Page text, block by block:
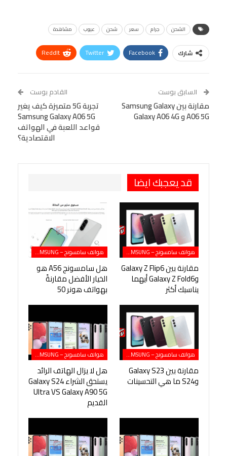
الشحن جرام سعر شحن عيوب مشاهدة
شارك Facebook
Twitter
ReddIt
Tumblr
البريد الإلكتروني
StumbleUpon
VK
Digg
LINE
BlackBerry
Viber
السابق بوست
مقارنة بين Samsung Galaxy
A06 5G و Galaxy A06 4G
القادم بوست
تجربة 5G متميزة كيف يغير
Samsung Galaxy A06 5G
قواعد اللعبة في الهواتف
الاقتصادية؟
قد يعجبك ايضا
هواتف سامسونج – SAMSUNG
مقارنة بين Galaxy Z Flip6
وGalaxy Z Fold6 أيهما
يناسبك أكثر
هواتف سامسونج – SAMSUNG
هل سامسونج A56 هو
الخيار الأفضل مقارنةً
بهواتف هونر 50
هواتف سامسونج – SAMSUNG
مقارنة بين Galaxy S23
وS24 ما هي التحسينات
هواتف سامسونج – SAMSUNG
هل لا يزال الهاتف الرائد
يستحق الشراء Galaxy S24
Ultra VS Galaxy A90 5G
القديم